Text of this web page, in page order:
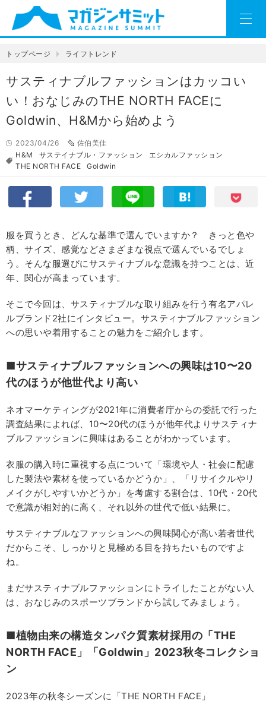
トップページ ライフトレンド
サスティナブルファッションはカッコい
い！おなじみのTHE NORTH FACEに
Goldwin、H&Mから始めよう
2023/04/26
佐伯美佳
H&M
サステイナブル・ファッション
エシカルファッション
THE NORTH FACE
Goldwin
服を買うとき、どんな基準で選んでいますか？ きっと色や
柄、サイズ、感覚などさまざまな視点で選んでいるでしょ
う。そんな服選びにサスティナブルな意識を持つことは、近
年、関心が高まっています。
そこで今回は、サスティナブルな取り組みを行う有名アパレ
ルブランド2社にインタビュー。サスティナブルファッション
への思いや着用することの魅力をご紹介します。
■サスティナブルファッションへの興味は10〜20
代のほうが他世代より高い
ネオマーケティングが2021年に消費者庁からの委託で行った
調査結果によれば、10〜20代のほうが他年代よりサスティナ
ブルファッションに興味はあることがわかっています。
衣服の購入時に重視する点について「環境や人・社会に配慮
した製法や素材を使っているかどうか」、「リサイクルやリ
メイクがしやすいかどうか」を考慮する割合は、10代・20代
で意識が相対的に高く、それ以外の世代で低い結果に。
サスティナブルなファッションへの興味関心が高い若者世代
だからこそ、しっかりと見極める目を持ちたいものですよ
ね。
まだサスティナブルファッションにトライしたことがない人
は、おなじみのスポーツブランドから試してみましょう。
■植物由来の構造タンパク質素材採用の「THE
NORTH FACE」「Goldwin」2023秋冬コレクショ
ン
2023年の秋冬シーズンに「THE NORTH FACE」